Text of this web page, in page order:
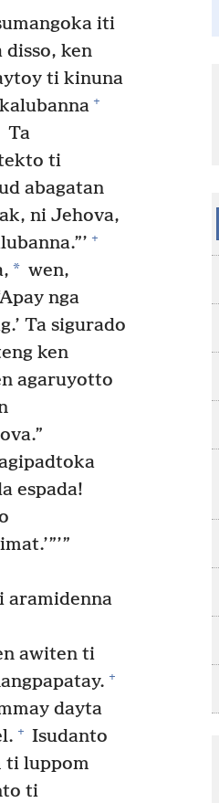
iti
disso, ken
ti kinuna
+
Ta
ti
abagatan
ni Jehova,
+
* wen,
nga
Ta sigurado
ken
agaruyotto
espada!
aramidenna
awiten ti
+
dayta
+ Isudanto
ti luppom
ti